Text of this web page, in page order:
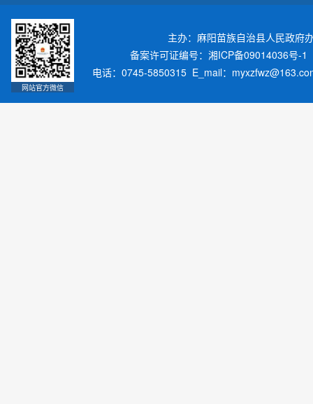
网站官方微信
主办：麻阳苗族自治县人民政
备案许可证编号：湘ICP备09014036号-1
电话：0745-5850315 E_mail：